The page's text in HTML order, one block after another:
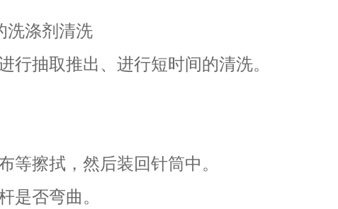
洗涤剂清洗
抽取推出、进行短时间的清洗。
擦拭，然后装回针筒中。
否弯曲。